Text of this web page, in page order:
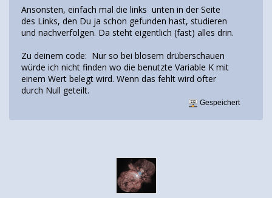
Ansonsten, einfach mal die links unten in der Seite
des Links, den Du ja schon gefunden hast, studieren
und nachverfolgen. Da steht eigentlich (fast) alles drin.
Zu deinem code: Nur so bei blosem drüberschauen
würde ich nicht finden wo die benutzte Variable K mit
einem Wert belegt wird. Wenn das fehlt wird öfter
durch Null geteilt.
Gespeichert